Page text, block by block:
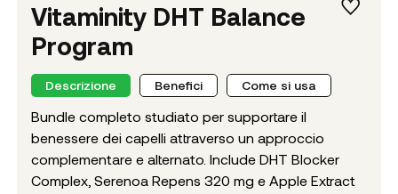
Vitaminity DHT Balance
Program
Descrizione Benefici Come si usa
Bundle completo studiato per supportare il
benessere dei capelli attraverso un approccio
complementare e alternato. Include DHT Blocker
Complex, Serenoa Repens 320 mg e Apple Extract